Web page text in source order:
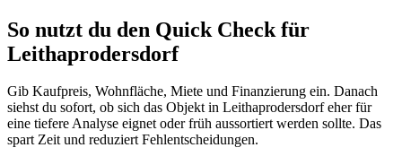
So nutzt du den Quick Check für
Leithaprodersdorf
Gib Kaufpreis, Wohnfläche, Miete und Finanzierung ein. Danach
siehst du sofort, ob sich das Objekt in Leithaprodersdorf eher für
eine tiefere Analyse eignet oder früh aussortiert werden sollte. Das
spart Zeit und reduziert Fehlentscheidungen.